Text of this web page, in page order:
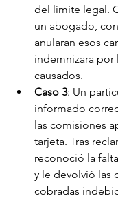
del límite legal.
un abogado,
anularan esos
indemnizara por
causados.
Caso 3: Un
informado
las comisiones
tarjeta. Tras
reconoció la
y le devolvió las
cobradas